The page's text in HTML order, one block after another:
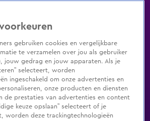
programma's Zenders Genres
TV inlogShop
gebruiken cookies en vergelijkbare
te verzamelen over jou als gebruiker
jouw gedrag en jouw apparaten. Als je
selecteert, worden
ingeschakeld om onze advertenties en
onze producten en diensten
de prestaties van advertenties en content
keuze opslaan” selecteert of je
worden deze trackingtechnologieën